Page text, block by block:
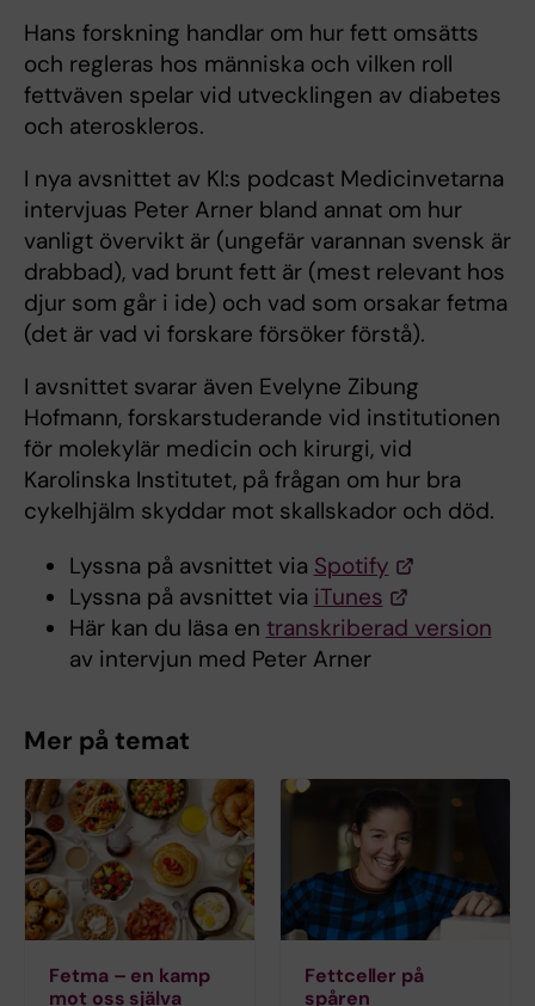
Hans forskning handlar om hur fett omsätts
och regleras hos människa och vilken roll
fettväven spelar vid utvecklingen av diabetes
och ateroskleros.
I nya avsnittet av KI:s podcast Medicinvetarna
intervjuas Peter Arner bland annat om hur
vanligt övervikt är (ungefär varannan svensk är
drabbad), vad brunt fett är (mest relevant hos
djur som går i ide) och vad som orsakar fetma
(det är vad vi forskare försöker förstå).
I avsnittet svarar även Evelyne Zibung
Hofmann, forskarstuderande vid institutionen
för molekylär medicin och kirurgi, vid
Karolinska Institutet, på frågan om hur bra
cykelhjälm skyddar mot skallskador och död.
Lyssna på avsnittet via Spotify
Lyssna på avsnittet via iTunes
Här kan du läsa en transkriberad version
av intervjun med Peter Arner
Mer på temat
Fetma – en kamp
mot oss själva
Fettceller på
spåren